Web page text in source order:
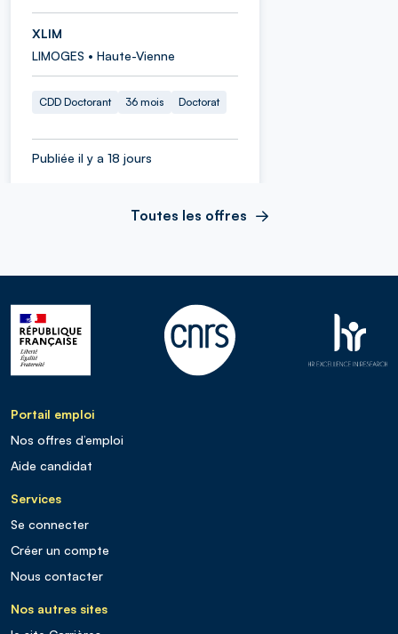
XLIM
LIMOGES • Haute-Vienne
CDD Doctorant 36 mois Doctorat
Publiée il y a 18 jours
Toutes les offres
Portail emploi
Nos offres d’emploi
Aide candidat
Services
Se connecter
Créer un compte
Nous contacter
Nos autres sites